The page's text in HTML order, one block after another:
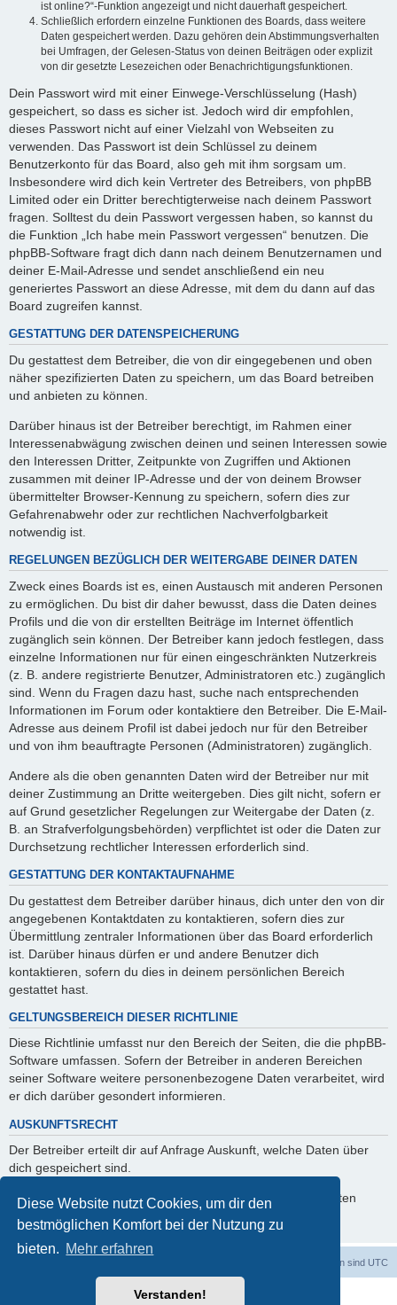
Diese Website nutzt Cookies, um dir den
bestmöglichen Komfort bei der Nutzung zu
bieten. Mehr erfahren
Verstanden!
ist online?“-Funktion angezeigt und nicht dauerhaft gespeichert.
Schließlich erfordern einzelne Funktionen des Boards, dass weitere
Daten gespeichert werden. Dazu gehören dein Abstimmungsverhalten
bei Umfragen, der Gelesen-Status von deinen Beiträgen oder explizit
von dir gesetzte Lesezeichen oder Benachrichtigungsfunktionen.
Dein Passwort wird mit einer Einwege-Verschlüsselung (Hash)
gespeichert, so dass es sicher ist. Jedoch wird dir empfohlen,
dieses Passwort nicht auf einer Vielzahl von Webseiten zu
verwenden. Das Passwort ist dein Schlüssel zu deinem
Benutzerkonto für das Board, also geh mit ihm sorgsam um.
Insbesondere wird dich kein Vertreter des Betreibers, von phpBB
Limited oder ein Dritter berechtigterweise nach deinem Passwort
fragen. Solltest du dein Passwort vergessen haben, so kannst du
die Funktion „Ich habe mein Passwort vergessen“ benutzen. Die
phpBB-Software fragt dich dann nach deinem Benutzernamen und
deiner E-Mail-Adresse und sendet anschließend ein neu
generiertes Passwort an diese Adresse, mit dem du dann auf das
Board zugreifen kannst.
GESTATTUNG DER DATENSPEICHERUNG
Du gestattest dem Betreiber, die von dir eingegebenen und oben
näher spezifizierten Daten zu speichern, um das Board betreiben
und anbieten zu können.
Darüber hinaus ist der Betreiber berechtigt, im Rahmen einer
Interessenabwägung zwischen deinen und seinen Interessen sowie
den Interessen Dritter, Zeitpunkte von Zugriffen und Aktionen
zusammen mit deiner IP-Adresse und der von deinem Browser
übermittelter Browser-Kennung zu speichern, sofern dies zur
Gefahrenabwehr oder zur rechtlichen Nachverfolgbarkeit
notwendig ist.
REGELUNGEN BEZÜGLICH DER WEITERGABE DEINER DATEN
Zweck eines Boards ist es, einen Austausch mit anderen Personen
zu ermöglichen. Du bist dir daher bewusst, dass die Daten deines
Profils und die von dir erstellten Beiträge im Internet öffentlich
zugänglich sein können. Der Betreiber kann jedoch festlegen, dass
einzelne Informationen nur für einen eingeschränkten Nutzerkreis
(z. B. andere registrierte Benutzer, Administratoren etc.) zugänglich
sind. Wenn du Fragen dazu hast, suche nach entsprechenden
Informationen im Forum oder kontaktiere den Betreiber. Die E-Mail-
Adresse aus deinem Profil ist dabei jedoch nur für den Betreiber
und von ihm beauftragte Personen (Administratoren) zugänglich.
Andere als die oben genannten Daten wird der Betreiber nur mit
deiner Zustimmung an Dritte weitergeben. Dies gilt nicht, sofern er
auf Grund gesetzlicher Regelungen zur Weitergabe der Daten (z.
B. an Strafverfolgungsbehörden) verpflichtet ist oder die Daten zur
Durchsetzung rechtlicher Interessen erforderlich sind.
GESTATTUNG DER KONTAKTAUFNAHME
Du gestattest dem Betreiber darüber hinaus, dich unter den von dir
angegebenen Kontaktdaten zu kontaktieren, sofern dies zur
Übermittlung zentraler Informationen über das Board erforderlich
ist. Darüber hinaus dürfen er und andere Benutzer dich
kontaktieren, sofern du dies in deinem persönlichen Bereich
gestattet hast.
GELTUNGSBEREICH DIESER RICHTLINIE
Diese Richtlinie umfasst nur den Bereich der Seiten, die die phpBB-
Software umfassen. Sofern der Betreiber in anderen Bereichen
seiner Software weitere personenbezogene Daten verarbeitet, wird
er dich darüber gesondert informieren.
AUSKUNFTSRECHT
Der Betreiber erteilt dir auf Anfrage Auskunft, welche Daten über
dich gespeichert sind.
Du kannst jederzeit die Löschung bzw. Sperrung deiner Daten
verlangen. Kontaktiere hierzu bitte den Betreiber.
Alle Zeiten sind UTC
Powered byphpBB® Forum Software © phpBB Limited